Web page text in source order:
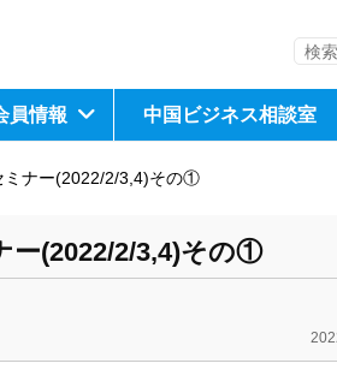
検
員情報 中国ビジネス相談室
ミナー(2022/2/3,4)その①
ー(2022/2/3,4)その①